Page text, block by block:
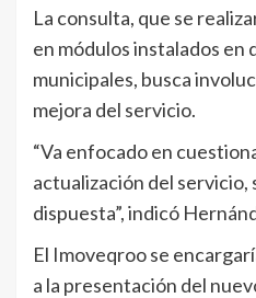
La consulta, que se
en módulos instalados en
municipales, busca
mejora del servicio.
“Va enfocado en
actualización del servicio,
dispuesta”, indicó
El Imoveqroo se
a la presentación del